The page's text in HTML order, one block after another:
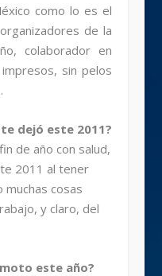
como lo es el
de la
colaborador en
sin pelos
dejó este 2011?
de año con salud,
2011 al tener
muchas cosas
y claro, del
este año?